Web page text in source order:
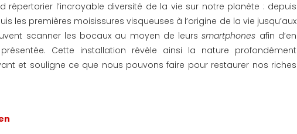
répertorier l’incroyable diversité de la vie sur notre planète : depuis
les premières moisissures visqueuses à l’origine de la vie jusqu’aux
scanner les bocaux au moyen de leurssmartphones afin d’en
Cette installation révèle ainsi la nature profondément
et souligne ce que nous pouvons faire pour restaurer nos riches